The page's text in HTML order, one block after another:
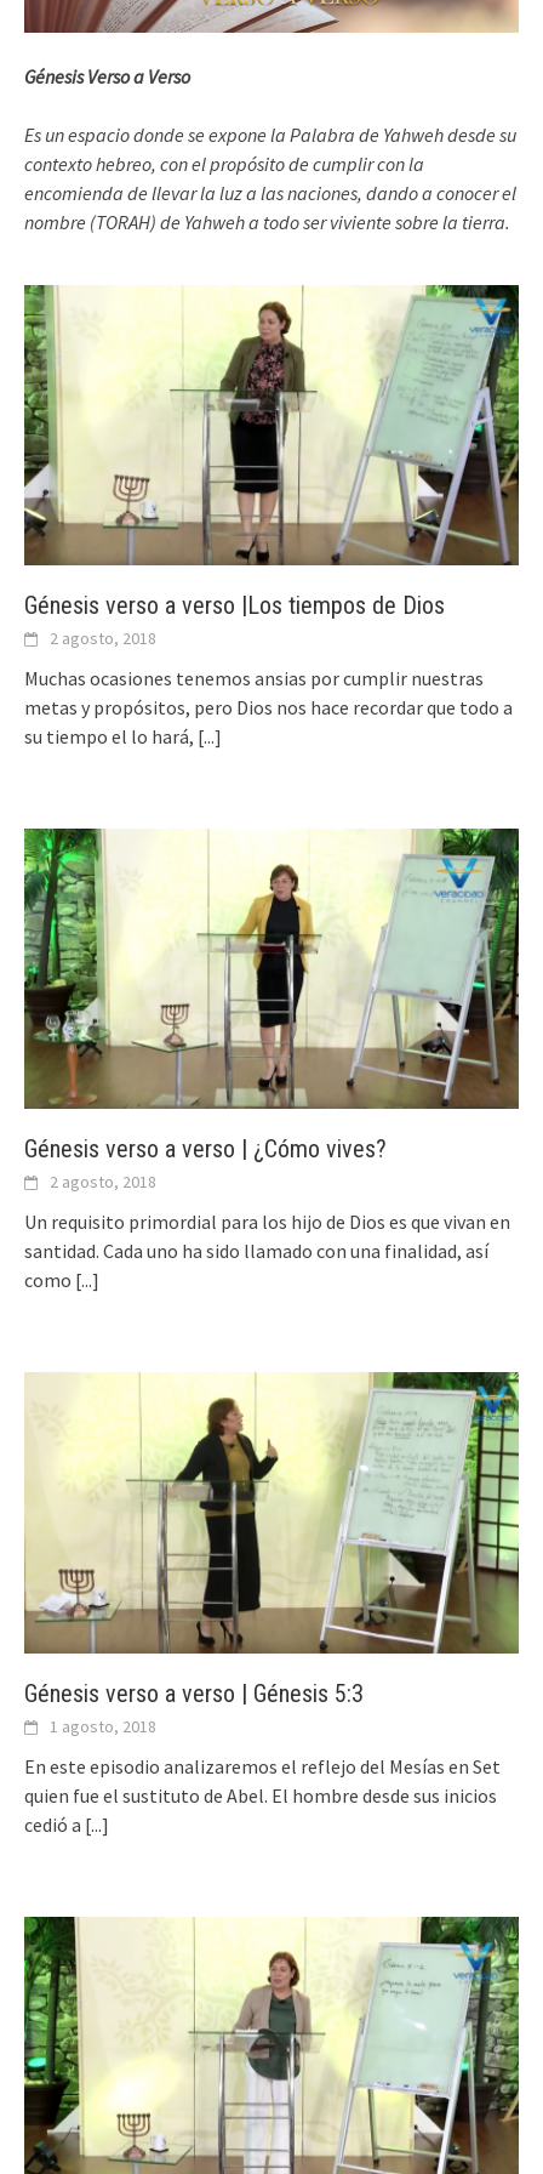
Génesis Verso a Verso
Es un espacio donde se expone la Palabra de Yahweh desde su
contexto hebreo, con el propósito de cumplir con la
encomienda de llevar la luz a las naciones, dando a conocer el
nombre (TORAH) de Yahweh a todo ser viviente sobre la tierra.
Génesis verso a verso |Los tiempos de Dios
2 agosto, 2018
Muchas ocasiones tenemos ansias por cumplir nuestras
metas y propósitos, pero Dios nos hace recordar que todo a
su tiempo el lo hará, [...]
Génesis verso a verso | ¿Cómo vives?
2 agosto, 2018
Un requisito primordial para los hijo de Dios es que vivan en
santidad. Cada uno ha sido llamado con una finalidad, así
como [...]
Génesis verso a verso | Génesis 5:3
1 agosto, 2018
En este episodio analizaremos el reflejo del Mesías en Set
quien fue el sustituto de Abel. El hombre desde sus inicios
cedió a [...]